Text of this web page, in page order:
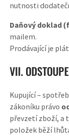
nutnosti
Daňový doklad
mailem.
Prodávající je
VII.
Kupující –
zákoníku právo
převzetí zboží, a
položek běží